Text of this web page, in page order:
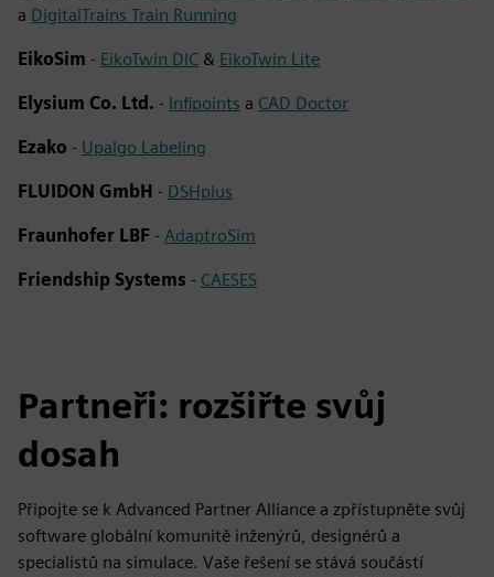
a DigitalTrains Train Running
EikoSim - EikoTwin DIC & EikoTwin Lite
Elysium Co. Ltd. - Infipoints a CAD Doctor
Ezako - Upalgo Labeling
FLUIDON GmbH - DSHplus
Fraunhofer LBF - AdaptroSim
Friendship Systems - CAESES
Partneři: rozšiřte svůj
dosah
Připojte se k Advanced Partner Alliance a zpřístupněte svůj
software globální komunitě inženýrů, designérů a
specialistů na simulace. Vaše řešení se stává součástí